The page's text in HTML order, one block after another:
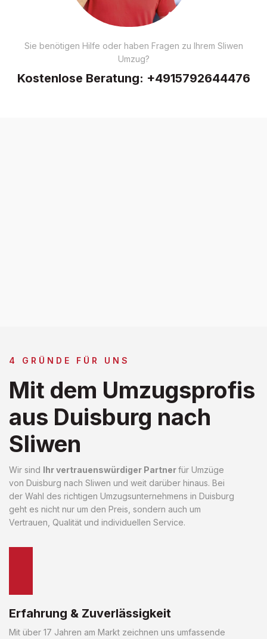
Sie benötigen Hilfe oder haben Fragen zu Ihrem Sliwen
Umzug?
Kostenlose Beratung: +4915792644476
4 GRÜNDE FÜR UNS
Mit dem Umzugsprofis
aus Duisburg nach
Sliwen
Wir sind Ihr vertrauenswürdiger Partnerfür Umzüge
von Duisburg nach Sliwen und weit darüber hinaus. Bei
der Wahl des richtigen Umzugsunternehmens in Duisburg
geht es nicht nur um den Preis, sondern auch um
Vertrauen, Qualität und individuellen Service.
Erfahrung & Zuverlässigkeit
Mit über 17 Jahren am Markt zeichnen uns umfassende